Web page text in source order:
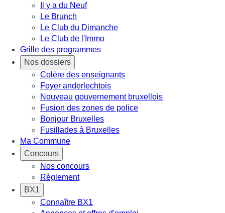
Il y a du Neuf
Le Brunch
Le Club du Dimanche
Le Club de l'Immo
Grille des programmes
Nos dossiers
Colère des enseignants
Foyer anderlechtois
Nouveau gouvernement bruxellois
Fusion des zones de police
Bonjour Bruxelles
Fusillades à Bruxelles
Ma Commune
Concours
Nos concours
Règlement
BX1
Connaître BX1